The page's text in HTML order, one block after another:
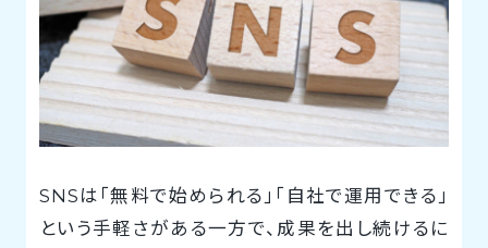
SNSは「無料で始められる」「自社で運用できる」
という手軽さがある一方で、成果を出し続けるに